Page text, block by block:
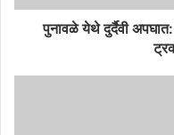
पुनावळे येथे दुर्दैवी